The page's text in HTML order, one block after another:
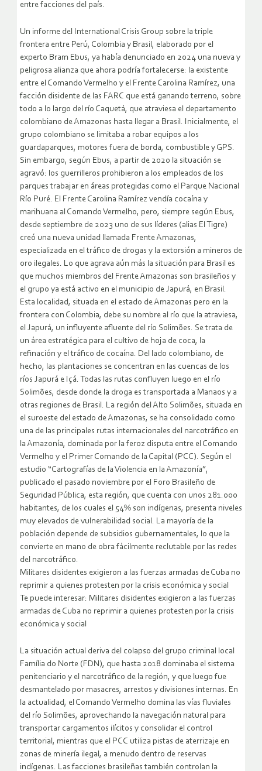
entre facciones del país.
Un informe del International Crisis Group sobre la triple
frontera entre Perú, Colombia y Brasil, elaborado por el
experto Bram Ebus, ya había denunciado en 2024 una nueva y
peligrosa alianza que ahora podría fortalecerse: la existente
entre el Comando Vermelho y el Frente Carolina Ramírez, una
facción disidente de las FARC que está ganando terreno, sobre
todo a lo largo del río Caquetá, que atraviesa el departamento
colombiano de Amazonas hasta llegar a Brasil. Inicialmente, el
grupo colombiano se limitaba a robar equipos a los
guardaparques, motores fuera de borda, combustible y GPS.
Sin embargo, según Ebus, a partir de 2020 la situación se
agravó: los guerrilleros prohibieron a los empleados de los
parques trabajar en áreas protegidas como el Parque Nacional
Río Puré. El Frente Carolina Ramírez vendía cocaína y
marihuana al Comando Vermelho, pero, siempre según Ebus,
desde septiembre de 2023 uno de sus líderes (alias El Tigre)
creó una nueva unidad llamada Frente Amazonas,
especializada en el tráfico de drogas y la extorsión a mineros de
oro ilegales. Lo que agrava aún más la situación para Brasil es
que muchos miembros del Frente Amazonas son brasileños y
el grupo ya está activo en el municipio de Japurá, en Brasil.
Esta localidad, situada en el estado de Amazonas pero en la
frontera con Colombia, debe su nombre al río que la atraviesa,
el Japurá, un influyente afluente del río Solimões. Se trata de
un área estratégica para el cultivo de hoja de coca, la
refinación y el tráfico de cocaína. Del lado colombiano, de
hecho, las plantaciones se concentran en las cuencas de los
ríos Japurá e Içá. Todas las rutas confluyen luego en el río
Solimões, desde donde la droga es transportada a Manaos y a
otras regiones de Brasil. La región del Alto Solimões, situada en
el suroeste del estado de Amazonas, se ha consolidado como
una de las principales rutas internacionales del narcotráfico en
la Amazonía, dominada por la feroz disputa entre el Comando
Vermelho y el Primer Comando de la Capital (PCC). Según el
estudio “Cartografías de la Violencia en la Amazonía”,
publicado el pasado noviembre por el Foro Brasileño de
Seguridad Pública, esta región, que cuenta con unos 281.000
habitantes, de los cuales el 54% son indígenas, presenta niveles
muy elevados de vulnerabilidad social. La mayoría de la
población depende de subsidios gubernamentales, lo que la
convierte en mano de obra fácilmente reclutable por las redes
del narcotráfico.
Militares disidentes exigieron a las fuerzas armadas de Cuba no
reprimir a quienes protesten por la crisis económica y social
Te puede interesar: Militares disidentes exigieron a las fuerzas
armadas de Cuba no reprimir a quienes protesten por la crisis
económica y social
La situación actual deriva del colapso del grupo criminal local
Família do Norte (FDN), que hasta 2018 dominaba el sistema
penitenciario y el narcotráfico de la región, y que luego fue
desmantelado por masacres, arrestos y divisiones internas. En
la actualidad, el Comando Vermelho domina las vías fluviales
del río Solimões, aprovechando la navegación natural para
transportar cargamentos ilícitos y consolidar el control
territorial, mientras que el PCC utiliza pistas de aterrizaje en
zonas de minería ilegal, a menudo dentro de reservas
indígenas. Las facciones brasileñas también controlan la